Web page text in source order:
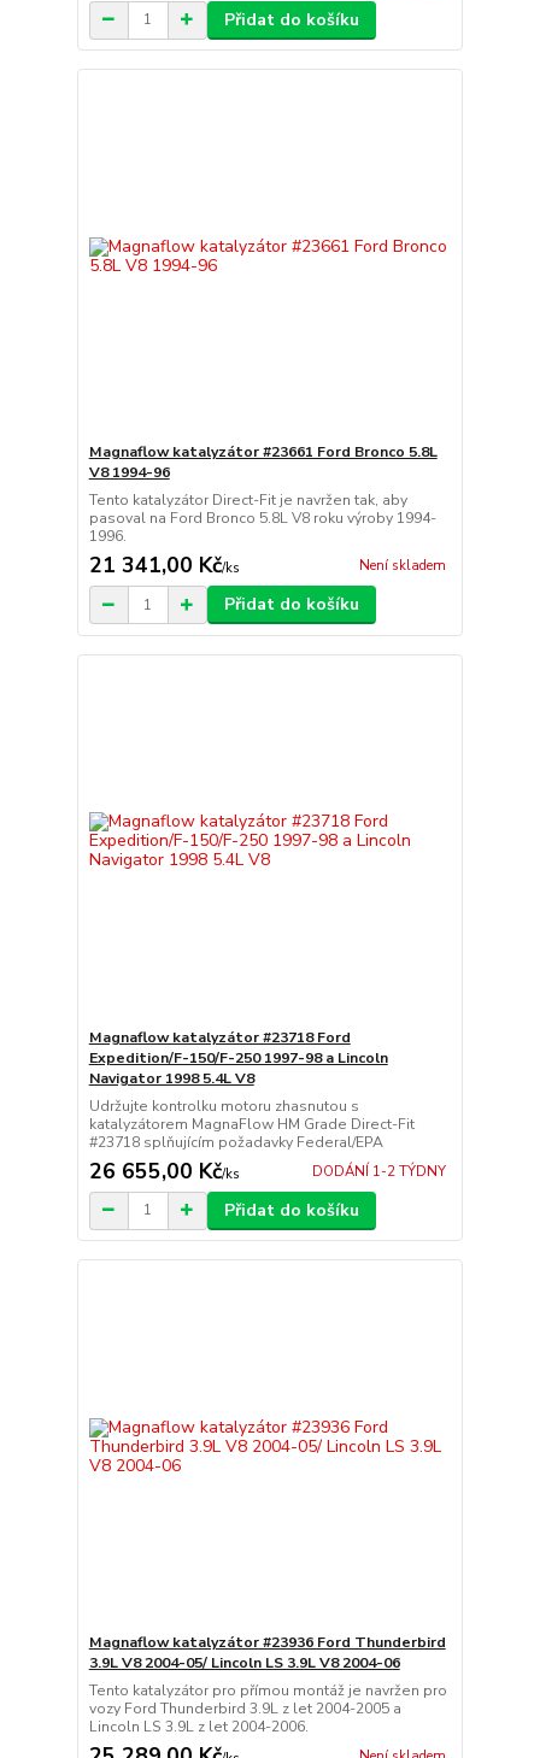
Přidat do košíku
Magnaflow katalyzátor #23661 Ford Bronco 5.8L
V8 1994-96
Tento katalyzátor Direct-Fit je navržen tak, aby
pasoval na Ford Bronco 5.8L V8 roku výroby 1994-
1996.
21 341,00 Kč/ks Není skladem
Přidat do košíku
Magnaflow katalyzátor #23718 Ford
Expedition/F-150/F-250 1997-98 a Lincoln
Navigator 1998 5.4L V8
Udržujte kontrolku motoru zhasnutou s
katalyzátorem MagnaFlow HM Grade Direct-Fit
#23718 splňujícím požadavky Federal/EPA
26 655,00 Kč/ks DODÁNÍ 1-2 TÝDNY
Přidat do košíku
Magnaflow katalyzátor #23936 Ford Thunderbird
3.9L V8 2004-05/ Lincoln LS 3.9L V8 2004-06
Tento katalyzátor pro přímou montáž je navržen pro
vozy Ford Thunderbird 3.9L z let 2004-2005 a
Lincoln LS 3.9L z let 2004-2006.